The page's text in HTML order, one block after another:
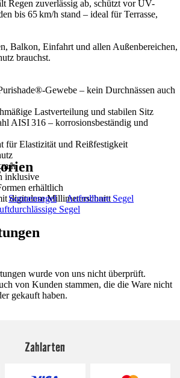
Regen zuverlässig ab, schützt vor UV-
bis 65 km/h stand – ideal für Terrasse,
Balkon, Einfahrt und allen Außenbereichen,
brauchst.
Gewebe – kein Durchnässen auch
Lastverteilung und stabilen Sitz
AISI 316 – korrosionsbeständig und
für Elastizität und Reißfestigkeit
h
inklusive
erhältlich
digitalem Millimeterschnitt
Sonnensegel
Aufrollbare Segel
Segel
wurde von uns nicht überprüft.
von Kunden stammen, die die Ware nicht
gekauft haben.
Zahlarten